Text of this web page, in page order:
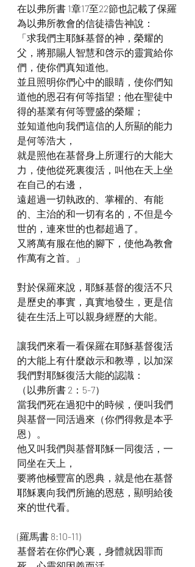
在以弗所書 1章17至22節也記載了保羅
為以弗所教會的信徒禱告神說：
「求我們主耶穌基督的神，榮耀的
父，將那賜人智慧和啓示的靈賞給你
們，使你們真知道他。
並且照明你們心中的眼睛，使你們知
道他的恩召有何等指望；他在聖徒中
得的基業有何等豐盛的榮耀；
並知道他向我們這信的人所顯的能力
是何等浩大，
就是照他在基督身上所運行的大能大
力，使他從死裏復活，叫他在天上坐
在自己的右邊，
遠超過一切執政的、掌權的、有能
的、主治的和一切有名的，不但是今
世的，連來世的也都超過了。
又將萬有服在他的腳下，使他為教會
作萬有之首。」
對於保羅來說，耶穌基督的復活不只
是歷史的事實，真實地發生，更是信
徒在生活上可以親身經歷的大能。
讓我們來看一看保羅在耶穌基督復活
的大能上有什麼啟示和教導，以加深
我們對耶穌復活大能的認識：
（以弗所書 2：5-7）
當我們死在過犯中的時候，便叫我們
與基督一同活過來（你們得救是本乎
恩）。
他又叫我們與基督耶穌一同復活，一
同坐在天上，
要將他極豐富的恩典，就是他在基督
耶穌裏向我們所施的恩慈，顯明給後
來的世代看。
(羅馬書 8:10-11)
基督若在你們心裏，身體就因罪而